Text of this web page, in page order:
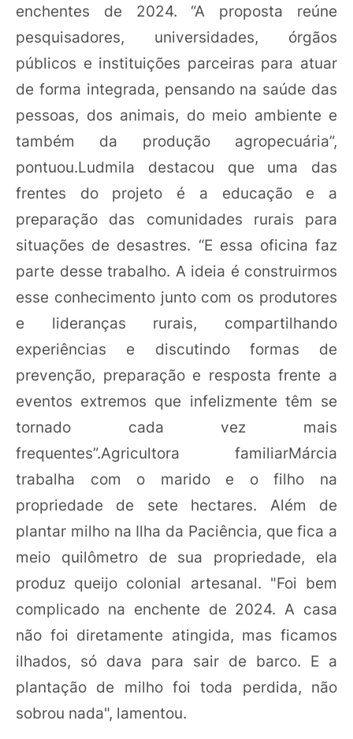
enchentes de 2024. “A proposta reúne
pesquisadores, universidades, órgãos
públicos e instituições parceiras para atuar
de forma integrada, pensando na saúde das
pessoas, dos animais, do meio ambiente e
também da produção agropecuária”,
pontuou.Ludmila destacou que uma das
frentes do projeto é a educação e a
preparação das comunidades rurais para
situações de desastres. “E essa oficina faz
parte desse trabalho. A ideia é construirmos
esse conhecimento junto com os produtores
e lideranças rurais, compartilhando
experiências e discutindo formas de
prevenção, preparação e resposta frente a
eventos extremos que infelizmente têm se
tornado cada vez mais
frequentes”.Agricultora familiarMárcia
trabalha com o marido e o filho na
propriedade de sete hectares. Além de
plantar milho na Ilha da Paciência, que fica a
meio quilômetro de sua propriedade, ela
produz queijo colonial artesanal. "Foi bem
complicado na enchente de 2024. A casa
não foi diretamente atingida, mas ficamos
ilhados, só dava para sair de barco. E a
plantação de milho foi toda perdida, não
sobrou nada", lamentou.